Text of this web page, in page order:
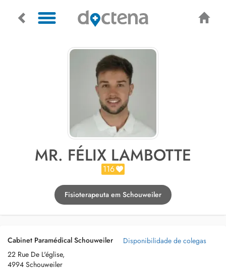
MR. FÉLIX LAMBOTTE
116
Fisioterapeuta em Schouweiler
Cabinet Paramédical Schouweiler
22 Rue De L'église,
4994 Schouweiler
Disponibilidade de colegas